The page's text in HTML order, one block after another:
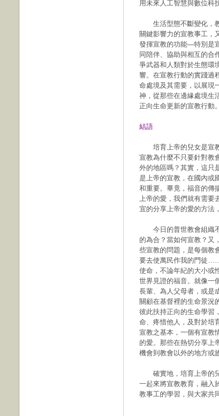
用未來人 工智慧與數位科
生活型態不斷變化，教
關鍵影響力的宣教事工，
發揮宣教的功能—特別是
同陪伴、協助與相互的合
爭武器和人類對於生態環
響。在宣教行動的實踐過
命處境及其需要，以展現
神，從那些在邊緣處境生
正向生命更新的宣教行動
結語
培育上帝的兒女是宣教
宣教為什麼不只要針對教
外的地區嗎？其實，這只
是上帝的宣教，在國內或
和重要。畢竟，福音的傳
上帝的愛，我們就有需
宜的分享上帝的愛的方法
今日的普世教會組織不
的為合？當如何宣教？又
些宣教的問題，是每個教
要去使萬民作我的門徒
使命，不論年紀的大小或
世界見證的福音。就像一
長輩、為人父母者，或是
關顧在基督裡的生命景況
彼此扶持正向的生命學習
命、疼惜他人，及對於培
宣教之基本，一個有宣教
的愛。那些在熱切分享上
機會到教會以外的地方或
確實地，培育上帝的兒
一起來將宣教教育，融入
教事工的學習，與大家共